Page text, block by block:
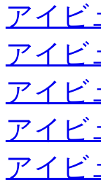
アイビ
アイビ
アイビ
アイビ
アイビ